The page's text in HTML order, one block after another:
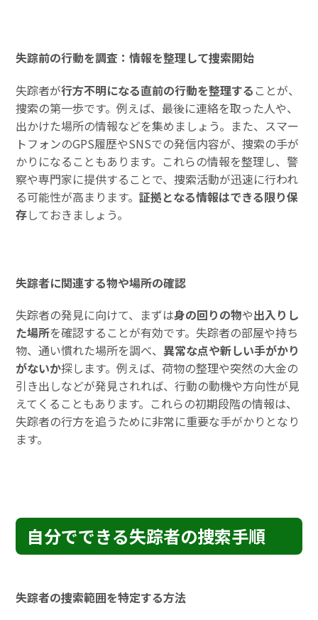
失踪前の行動を調査：情報を整理して捜索開始
失踪者が行方不明になる直前の行動を整理する ことが、
捜索の第一歩です。例えば、最後に連絡を取った人や、
出かけた場所の情報などを集めましょう。また、スマー
トフォンのGPS履歴やSNSでの発信内容が、捜索の手が
かりになることもあります。これらの情報を整理し、警
察や専門家に提供することで、捜索活動が迅速に行われ
る可能性が高まります。証拠となる情報はできる限り保
存しておきましょう。
失踪者に関連する物や場所の確認
失踪者の発見に向けて、まずは身の回りの物や出入りし
た場所を確認することが有効です。失踪者の部屋や持ち
物、通い慣れた場所を調べ、異常な点や新しい手がかり
がないか探します。例えば、荷物の整理や突然の大金の
引き出しなどが発見されれば、行動の動機や方向性が見
えてくることもあります。これらの初期段階の情報は、
失踪者の行方を追うために非常に重要な手がかりとなり
ます。
自分でできる失踪者の捜索手順
失踪者の捜索範囲を特定する方法